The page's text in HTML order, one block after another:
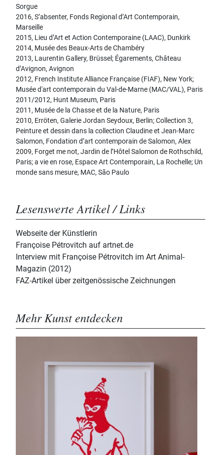
Sorgue
2016, S’absenter, Fonds Regional d’Art Contemporain,
Marseille
2015, Lieu d’Art et Action Contemporaine (LAAC), Dunkirk
2014, Musée des Beaux-Arts de Chambéry
2013, Laurentin Gallery, Brüssel; Égarements, Château
d’Avignon, Avignon
2012, French Institute Alliance Française (FIAF), New York;
Musée d'art contemporain du Val-de-Marne (MAC/VAL), Paris
2011/2012, Hunt Museum, Paris
2011, Musée de la Chasse et de la Nature, Paris
2010, Erröten, Galerie Jordan Seydoux, Berlin; Collection 3,
Peinture et dessin dans la collection Claudine et Jean-Marc
Salomon, Fondation d’art contemporain de Salomon, Alex
2009, Forget me not, Jardin de l’Hôtel Salomon de Rothschild,
Paris; a vie en rose, Espace Art Contemporain, La Rochelle; Un
monde sans mesure, MAC, São Paulo
Lesenswerte Artikel / Links
Webseite der Künstlerin
Françoise Pétrovitch auf artnet.de
Interview mit Françoise Pétrovitch im Art Animal-
Magazin (2012)
FAZ-Artikel über zeitgenössische Zeichnungen
Mehr Kunst entdecken